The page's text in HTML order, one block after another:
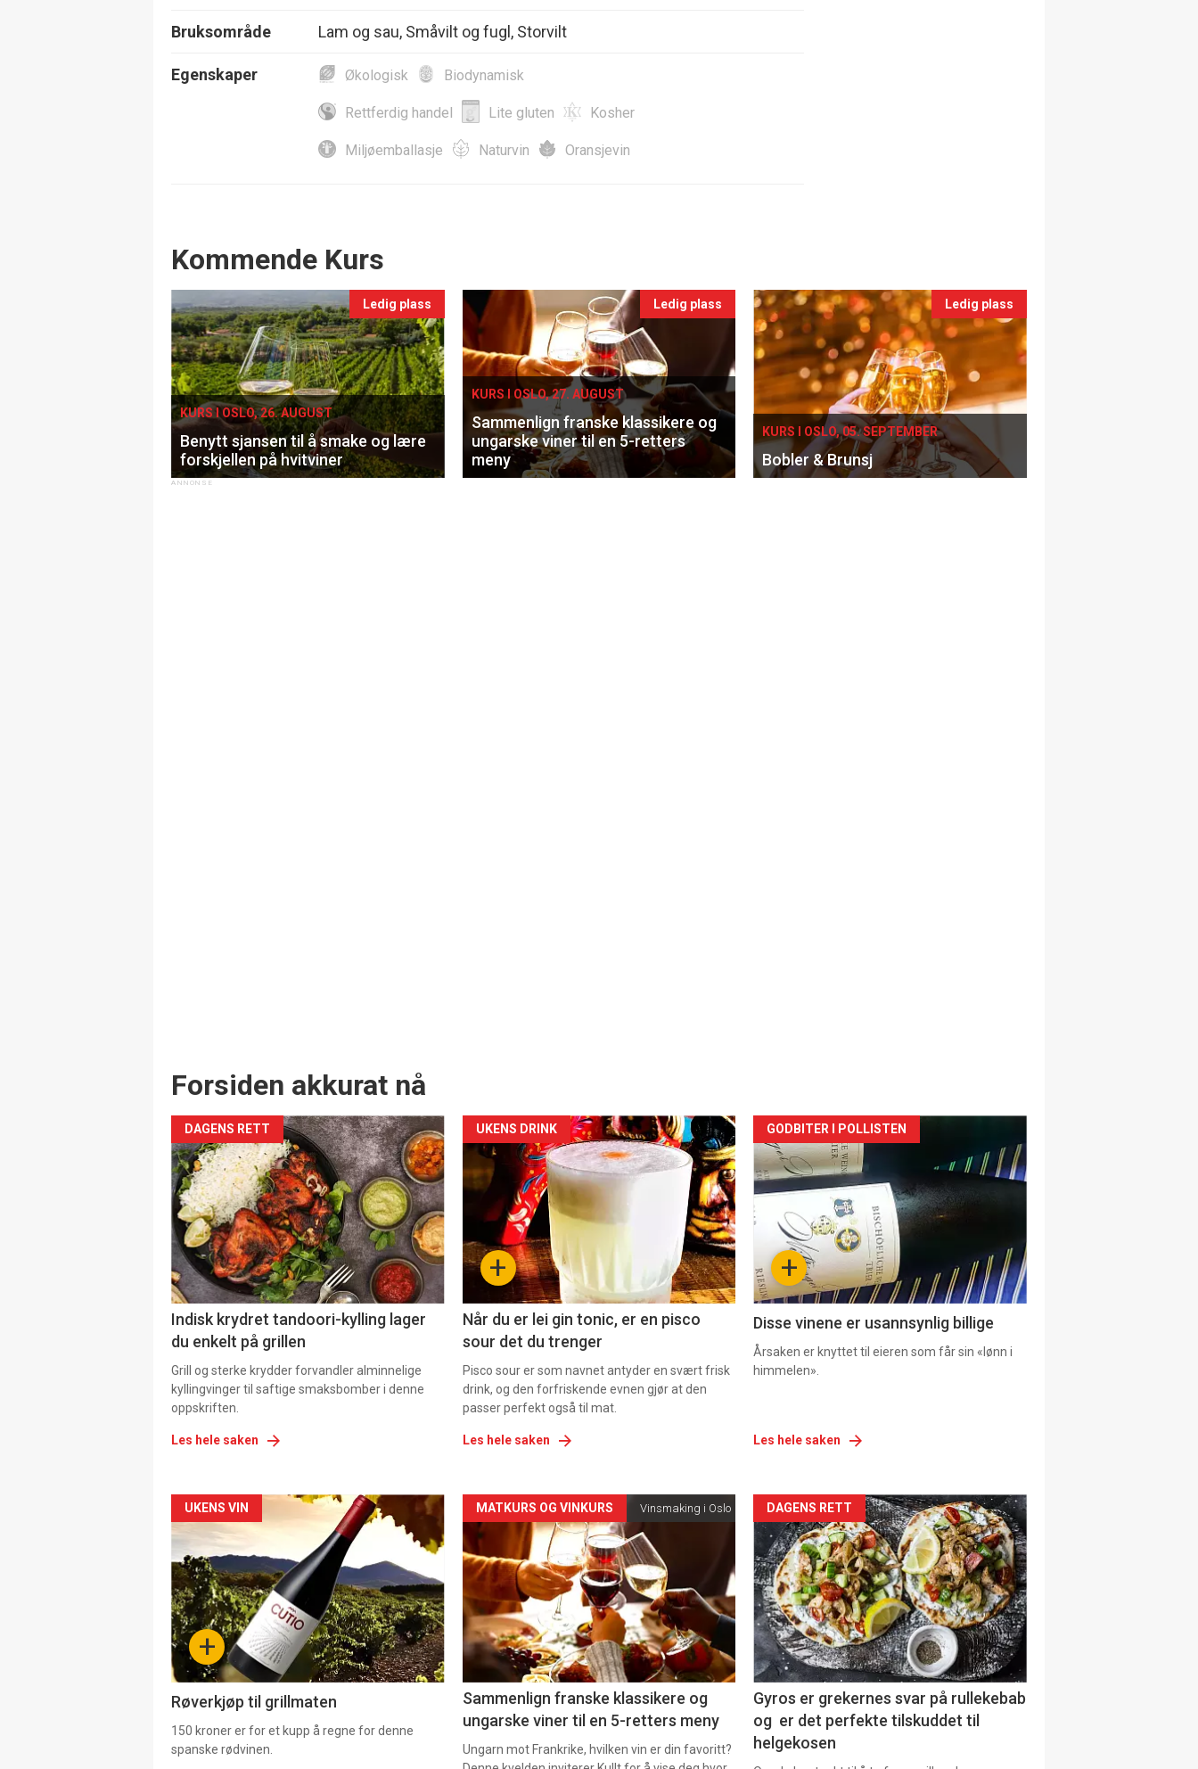
Bruksområde Lam og sau, Småvilt og fugl, Storvilt
Egenskaper Økologisk Biodynamisk
Rettferdig handel Lite gluten Kosher
Miljøemballasje Naturvin Oransjevin
Events
Kommende Kurs
Ledig plass
KURS I OSLO, 26. AUGUST
Benytt sjansen til å smake og lære
forskjellen på hvitviner
Ledig plass
KURS I OSLO, 27. AUGUST
Sammenlign franske klassikere og
ungarske viner til en 5-retters
meny
Ledig plass
KURS I OSLO, 05. SEPTEMBER
Bobler & Brunsj
Forsiden akkurat nå
DAGENS RETT
Indisk krydret tandoori-kylling lager
du enkelt på grillen
Grill og sterke krydder forvandler alminnelige
kyllingvinger til saftige smaksbomber i denne
oppskriften.
Les hele saken
Forsiden
akkurat
nå
-
+
UKENS DRINK
Når du er lei gin tonic, er en pisco
sour det du trenger
Pisco sour er som navnet antyder en svært frisk
drink, og den forfriskende evnen gjør at den
passer perfekt også til mat.
Les hele saken
Forsiden
akkurat
nå
3 +
GODBITER I POLLISTEN
Disse vinene er usannsynlig billige
Årsaken er knyttet til eieren som får sin «lønn i
himmelen».
Les hele saken
Forsiden
akkurat
nå
-
4 +
UKENS VIN
Røverkjøp til grillmaten
150 kroner er for et kupp å regne for denne
spanske rødvinen.
Forsiden
akkurat
nå
-
5
MATKURS OG VINKURS Vinsmaking i Oslo
Sammenlign franske klassikere og
ungarske viner til en 5-retters meny
Ungarn mot Frankrike, hvilken vin er din favoritt?
Forsiden
akkurat
nå
-
6
DAGENS RETT
Gyros er grekernes svar på rullekebab
og er det perfekte tilskuddet til
helgekosen